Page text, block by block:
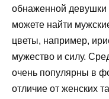
обнаженной
можете найти
цветы, например,
мужество и силу.
очень популярны в
отличие от женских